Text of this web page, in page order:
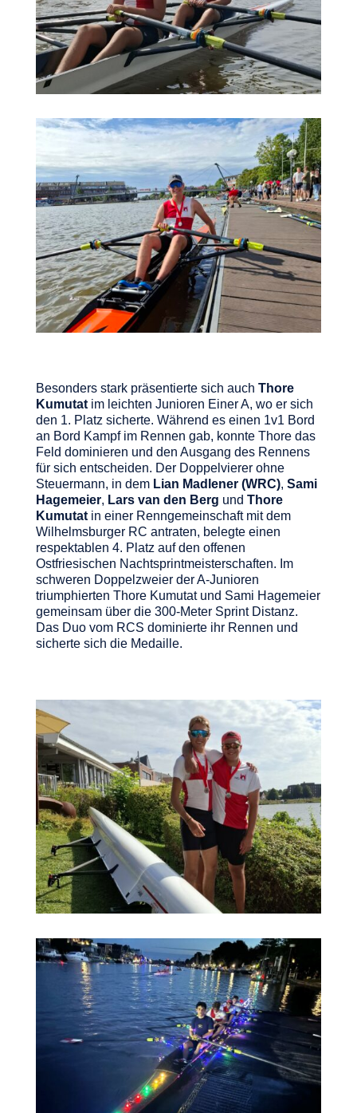
Besonders stark präsentierte sich auch Thore
Kumutatim leichten Junioren Einer A, wo er sich
den 1. Platz sicherte. Während es einen 1v1 Bord
an Bord Kampf im Rennen gab, konnte Thore das
Feld dominieren und den Ausgang des Rennens
für sich entscheiden. Der Doppelvierer ohne
Steuermann, in dem Lian Madlener (WRC), Sami
Hagemeier, Lars van den Berg und Thore
Kumutatin einer Renngemeinschaft mit dem
Wilhelmsburger RC antraten, belegte einen
respektablen 4. Platz auf den offenen
Ostfriesischen Nachtsprintmeisterschaften. Im
schweren Doppelzweier der A-Junioren
triumphierten Thore Kumutat und Sami Hagemeier
gemeinsam über die 300-Meter Sprint Distanz.
Das Duo vom RCS dominierte ihr Rennen und
sicherte sich die Medaille.